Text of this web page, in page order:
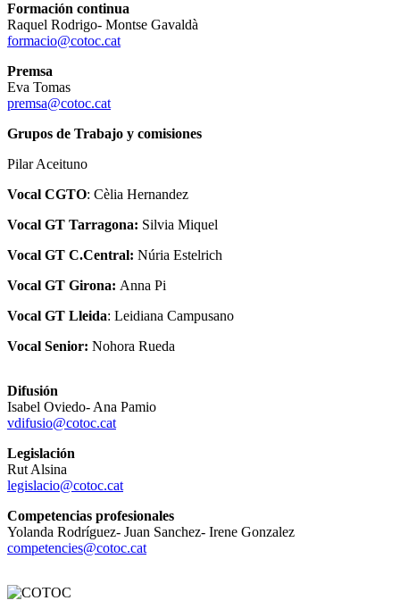
Formación continua
Raquel Rodrigo- Montse Gavaldà
formacio@cotoc.cat
Premsa
Eva Tomas
premsa@cotoc.cat
Grupos de Trabajo y comisiones
Pilar Aceituno
Vocal CGTO: Cèlia Hernandez
Vocal GT Tarragona: Silvia Miquel
Vocal GT C.Central: Núria Estelrich
Vocal GT Girona: Anna Pi
Vocal GT Lleida: Leidiana Campusano
Vocal Senior: Nohora Rueda
Difusión
Isabel Oviedo- Ana Pamio
vdifusio@cotoc.cat
Legislación
Rut Alsina
legislacio@cotoc.cat
Competencias profesionales
Yolanda Rodríguez- Juan Sanchez- Irene Gonzalez
competencies@cotoc.cat